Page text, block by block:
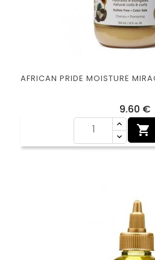
AFRICAN PRIDE MOISTURE
9,60 €
